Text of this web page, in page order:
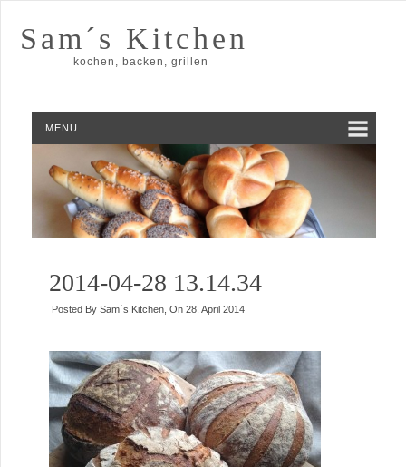
Sam´s Kitchen
kochen, backen, grillen
MENU
2014-04-28 13.14.34
Posted By Sam´s Kitchen, On 28. April 2014